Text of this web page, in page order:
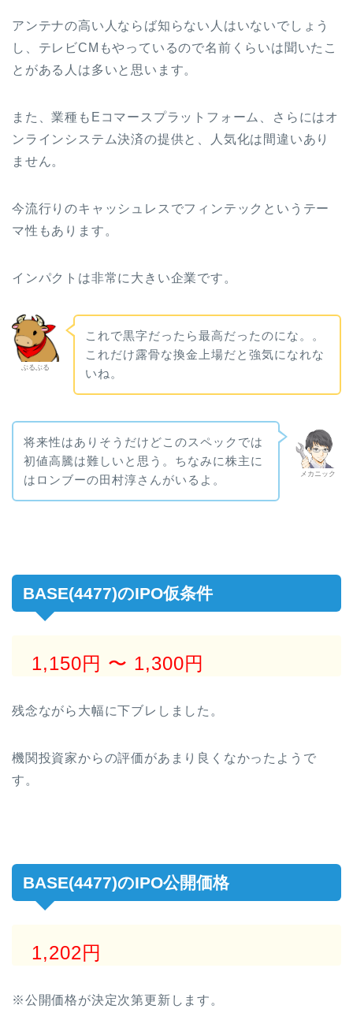
アンテナの高い人ならば知らない人はいないでしょう
し、テレビCMもやっているので名前くらいは聞いたこ
とがある人は多いと思います。
また、業種もEコマースプラットフォーム、さらにはオ
ンラインシステム決済の提供と、人気化は間違いあり
ません。
今流行りのキャッシュレスでフィンテックというテー
マ性もあります。
インパクトは非常に大きい企業です。
ぶるぶる
これで黒字だったら最高だったのにな。。
これだけ露骨な換金上場だと強気になれな
いね。
メカニック
将来性はありそうだけどこのスペックでは
初値高騰は難しいと思う。ちなみに株主に
はロンブーの田村淳さんがいるよ。
BASE(4477)のIPO仮条件
1,150円 〜 1,300円
残念ながら大幅に下ブレしました。
機関投資家からの評価があまり良くなかったようで
す。
BASE(4477)のIPO公開価格
1,202円
※公開価格が決定次第更新します。